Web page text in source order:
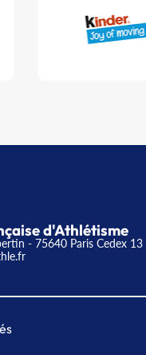
d'Athlétisme
- 75640 Paris Cedex 13